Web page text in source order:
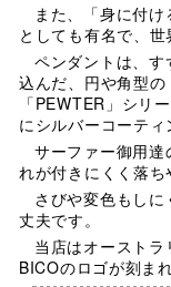
また、「身に付
としても有名で、世
ペンダントは、す
込んだ、円や角型
「PEWTER」シリ
にシルバーコーティ
サーファー御用
れが付きにくく落ち
さびや変色もし
丈夫です。
当店はオースト
BICOのロゴが刻ま